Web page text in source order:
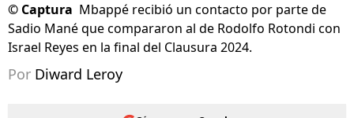
© Captura Mbappé recibió un contacto por parte de
Sadio Mané que compararon al de Rodolfo Rotondi con
Israel Reyes en la final del Clausura 2024.
Por Diward Leroy